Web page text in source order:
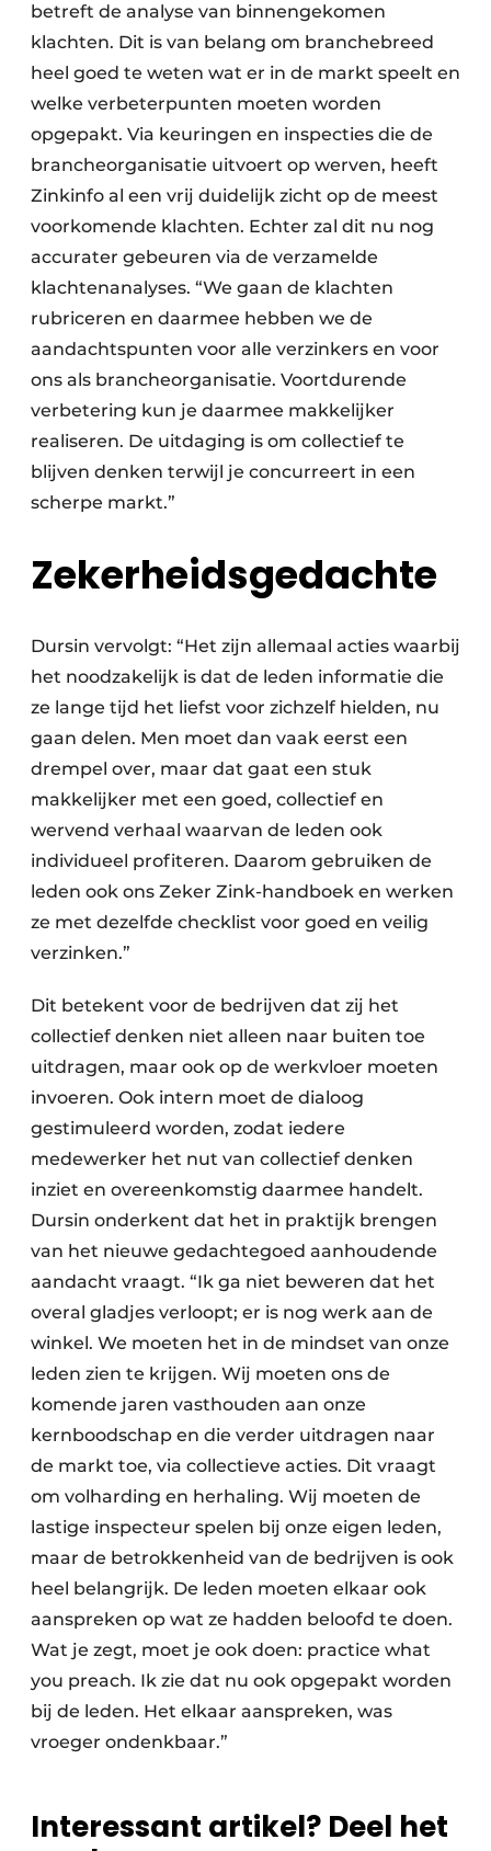
betreft de analyse van binnengekomen
klachten. Dit is van belang om branchebreed
heel goed te weten wat er in de markt speelt en
welke verbeterpunten moeten worden
opgepakt. Via keuringen en inspecties die de
brancheorganisatie uitvoert op werven, heeft
Zinkinfo al een vrij duidelijk zicht op de meest
voorkomende klachten. Echter zal dit nu nog
accurater gebeuren via de verzamelde
klachtenanalyses. “We gaan de klachten
rubriceren en daarmee hebben we de
aandachtspunten voor alle verzinkers en voor
ons als brancheorganisatie. Voortdurende
verbetering kun je daarmee makkelijker
realiseren. De uitdaging is om collectief te
blijven denken terwijl je concurreert in een
scherpe markt.”
Zekerheidsgedachte
Dursin vervolgt: “Het zijn allemaal acties waarbij
het noodzakelijk is dat de leden informatie die
ze lange tijd het liefst voor zichzelf hielden, nu
gaan delen. Men moet dan vaak eerst een
drempel over, maar dat gaat een stuk
makkelijker met een goed, collectief en
wervend verhaal waarvan de leden ook
individueel profiteren. Daarom gebruiken de
leden ook ons Zeker Zink-handboek en werken
ze met dezelfde checklist voor goed en veilig
verzinken.”
Dit betekent voor de bedrijven dat zij het
collectief denken niet alleen naar buiten toe
uitdragen, maar ook op de werkvloer moeten
invoeren. Ook intern moet de dialoog
gestimuleerd worden, zodat iedere
medewerker het nut van collectief denken
inziet en overeenkomstig daarmee handelt.
Dursin onderkent dat het in praktijk brengen
van het nieuwe gedachtegoed aanhoudende
aandacht vraagt. “Ik ga niet beweren dat het
overal gladjes verloopt; er is nog werk aan de
winkel. We moeten het in de mindset van onze
leden zien te krijgen. Wij moeten ons de
komende jaren vasthouden aan onze
kernboodschap en die verder uitdragen naar
de markt toe, via collectieve acties. Dit vraagt
om volharding en herhaling. Wij moeten de
lastige inspecteur spelen bij onze eigen leden,
maar de betrokkenheid van de bedrijven is ook
heel belangrijk. De leden moeten elkaar ook
aanspreken op wat ze hadden beloofd te doen.
Wat je zegt, moet je ook doen: practice what
you preach. Ik zie dat nu ook opgepakt worden
bij de leden. Het elkaar aanspreken, was
vroeger ondenkbaar.”
Interessant artikel? Deel het